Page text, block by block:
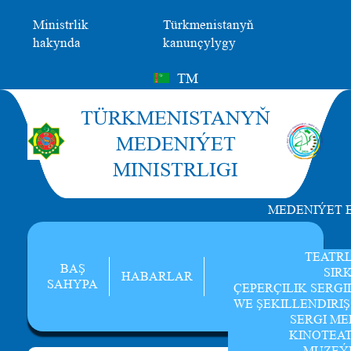
Ministrlik
hakynda
Türkmenistanyň
kanunçylygy
TM
TÜRKMENISTANYŇ
MEDENIÝET
MINISTRLIGI
BAŞ
SAHYPA
HABARLAR
MEDENIÝET
ÇEPERÇILIK
WE
SERGI